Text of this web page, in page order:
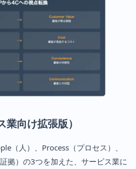
向け拡張版）
（人）、Process（プロセス）、
拠）の3つを加えた、サービス業に